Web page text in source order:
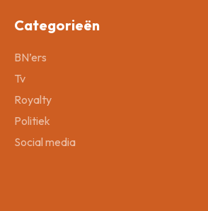
Categorieën
BN’ers
Tv
Royalty
Politiek
Social media